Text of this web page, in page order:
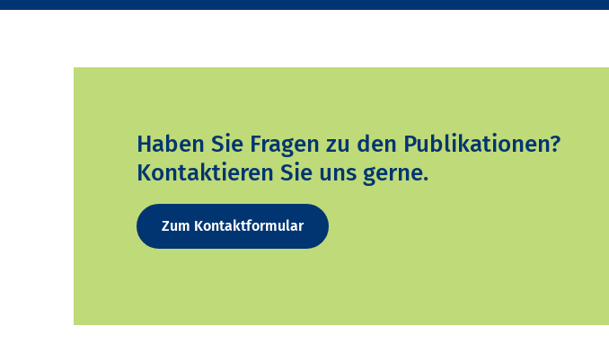
Haben Sie Fragen zu den Publikationen?
Kontaktieren Sie uns gerne.
Zum Kontaktformular